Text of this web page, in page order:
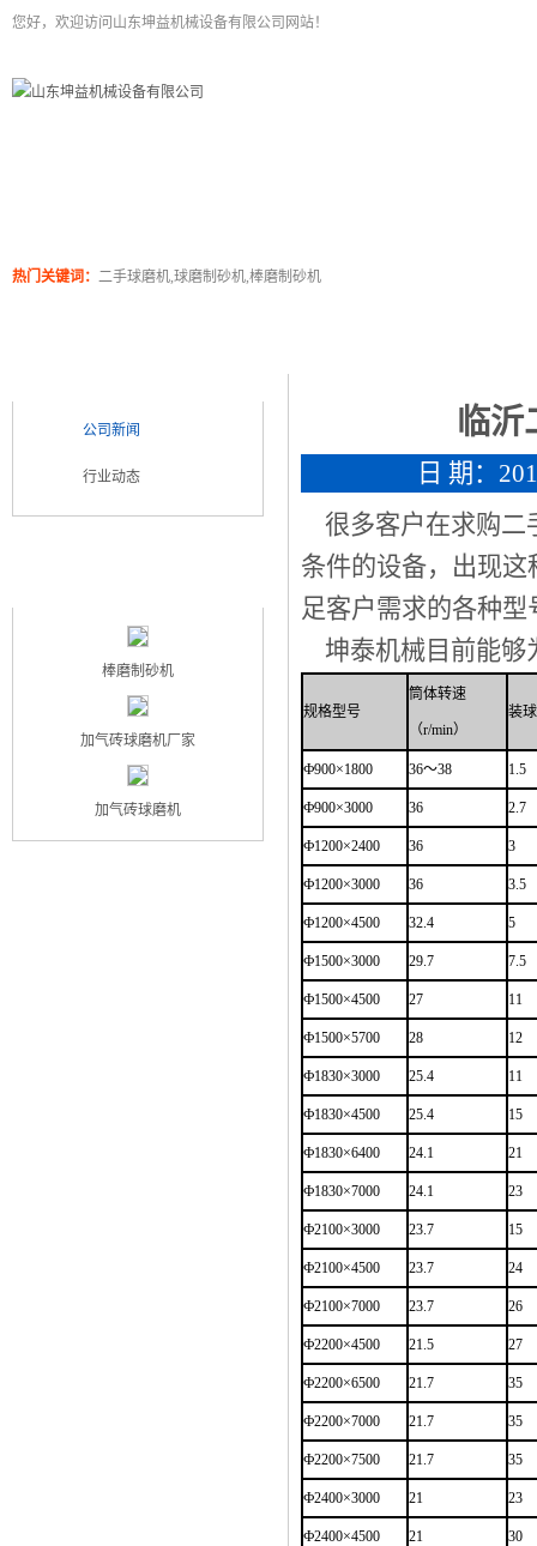
您好，欢迎访问山东坤益机械设备有限公司网站！
热门关键词： 二手球磨机,球磨制砂机,棒磨制砂机
临沂
日 期：
很多客户在求购二
条件的设备，出现
足客户需求的各种型
坤泰机械目前能够
规格型号
筒体转速
（r/min）
装
Ф900×1800 36～38 1.5
Ф900×3000 36 2.7
Ф1200×2400 36 3
Ф1200×3000 36 3.5
Ф1200×4500 32.4 5
Ф1500×3000 29.7 7.5
Ф1500×4500 27 11
Ф1500×5700 28 12
Ф1830×3000 25.4 11
Ф1830×4500 25.4 15
Ф1830×6400 24.1 21
Ф1830×7000 24.1 23
Ф2100×3000 23.7 15
Ф2100×4500 23.7 24
Ф2100×7000 23.7 26
Ф2200×4500 21.5 27
Ф2200×6500 21.7 35
Ф2200×7000 21.7 35
Ф2200×7500 21.7 35
Ф2400×3000 21 23
Ф2400×4500 21 30
公司新闻
行业动态
棒磨制砂机
加气砖球磨机厂家
加气砖球磨机